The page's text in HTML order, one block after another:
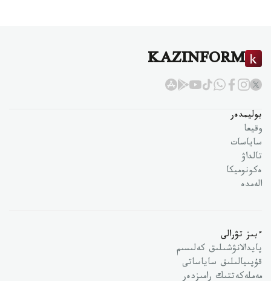
KAZINFORM
بوليمدەر
وقيعا
ساياسات
تالداۋ
ەكونوميكا
الەمدە
ءبىز تۋرالى
پايدالانۋشىلىق كەلىسىم
قۇپىيالىلىق ساياساتى
مەملەكەتتىك رامىزدەر